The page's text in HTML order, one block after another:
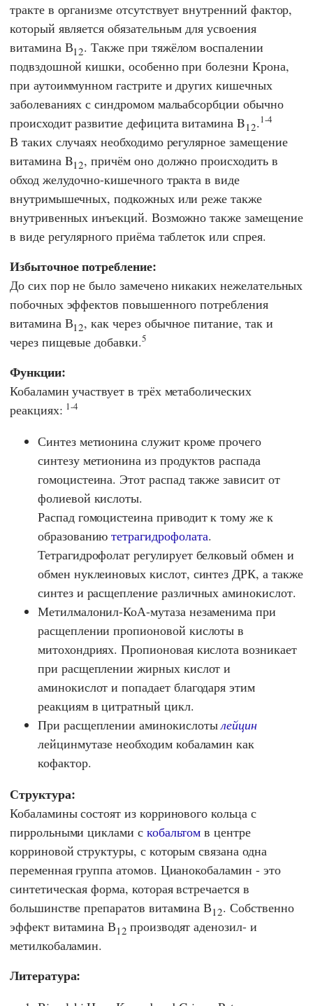
тракте в организме отсутствует внутренний фактор,
который является обязательным для усвоения
витамина В12. Также при тяжёлом воспалении
подвздошной кишки, особенно при болезни Крона,
при аутоиммунном гастрите и других кишечных
заболеваниях с синдромом мальабсорбции обычно
происходит развитие дефицита витамина B12.1-4
В таких случаях необходимо регулярное замещение
витамина B12, причём оно должно происходить в
обход желудочно-кишечного тракта в виде
внутримышечных, подкожных или реже также
внутривенных инъекций. Возможно также замещение
в виде регулярного приёма таблеток или спрея.
Избыточное потребление:
До сих пор не было замечено никаких нежелательных
побочных эффектов повышенного потребления
витамина В12, как через обычное питание, так и
через пищевые добавки.5
Функции:
Кобаламин участвует в трёх метаболических
реакциях: 1-4
Синтез метионина служит кроме прочего
синтезу метионина из продуктов распада
гомоцистеина. Этот распад также зависит от
фолиевой кислоты.
Распад гомоцистеина приводит к тому же к
образованиютетрагидрофолата.
Тетрагидрофолат регулирует белковый обмен и
обмен нуклеиновых кислот, синтез ДРК, а также
синтез и расщепление различных аминокислот.
Метилмалонил-КоА-мутаза незаменима при
расщеплении пропионовой кислоты в
митохондриях. Пропионовая кислота возникает
при расщеплении жирных кислот и
аминокислот и попадает благодаря этим
реакциям в цитратный цикл.
При расщеплении аминокислотылейцин
лейцинмутазе необходим кобаламин как
кофактор.
Структура:
Кобаламины состоят из корринового кольца с
пиррольными циклами с кобальтом в центре
корриновой структуры, с которым связана одна
переменная группа атомов. Цианокобаламин - это
синтетическая форма, которая встречается в
большинстве препаратов витамина В12. Собственно
эффект витамина В12 производят аденозил- и
метилкобаламин.
Литература: